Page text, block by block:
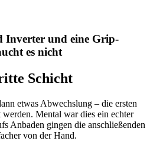
Inverter und eine Grip-
es nicht
Schicht
etwas Abwechslung – die ersten
Mental war dies ein echter
Anbaden gingen die anschließenden
von der Hand.